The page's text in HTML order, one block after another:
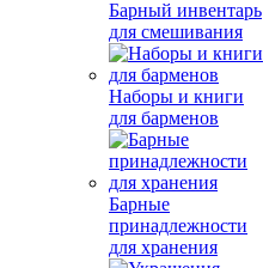
Барный инвентарь
для смешивания
Наборы и книги
для барменов
Барные
принадлежности
для хранения